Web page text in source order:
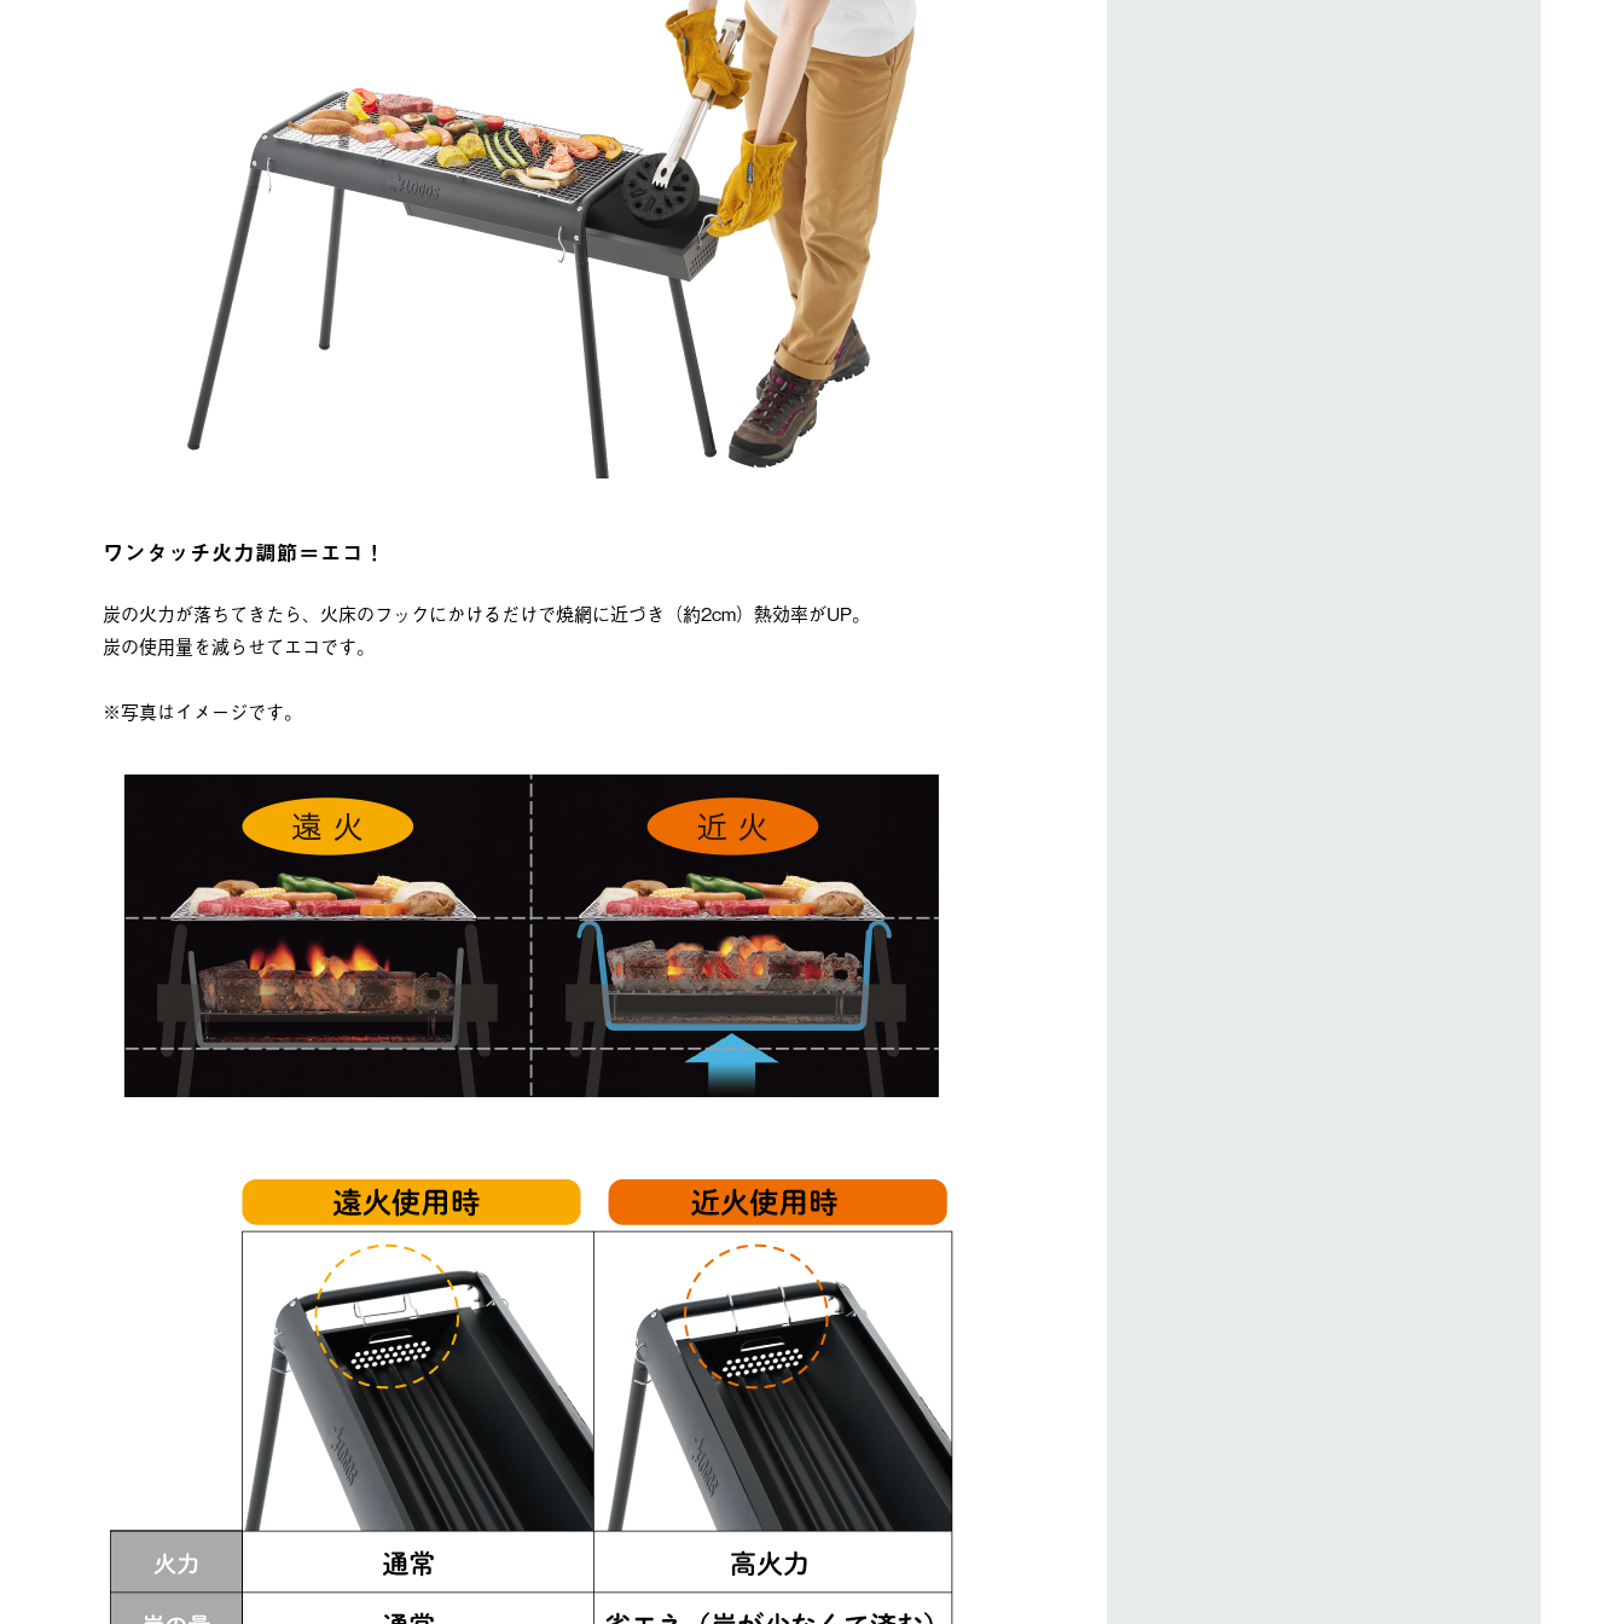
ワンタッチ火力調節＝エコ！
炭の火力が落ちてきたら、火床のフックにかけるだけで焼網に近づき（約2cm）熱効率がUP。
炭の使用量を減らせてエコです。
※写真はイメージです。